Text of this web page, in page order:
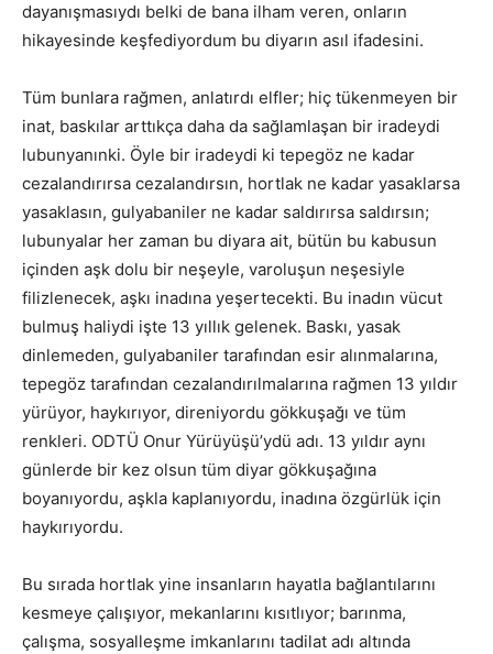
dayanışmasıydı belki de bana ilham veren, onların
hikayesinde keşfediyordum bu diyarın asıl ifadesini.
Tüm bunlara rağmen, anlatırdı elfler; hiç tükenmeyen bir
inat, baskılar arttıkça daha da sağlamlaşan bir iradeydi
lubunyanınki. Öyle bir iradeydi ki tepegöz ne kadar
cezalandırırsa cezalandırsın, hortlak ne kadar yasaklarsa
yasaklasın, gulyabaniler ne kadar saldırırsa saldırsın;
lubunyalar her zaman bu diyara ait, bütün bu kabusun
içinden aşk dolu bir neşeyle, varoluşun neşesiyle
filizlenecek, aşkı inadına yeşertecekti. Bu inadın vücut
bulmuş haliydi işte 13 yıllık gelenek. Baskı, yasak
dinlemeden, gulyabaniler tarafından esir alınmalarına,
tepegöz tarafından cezalandırılmalarına rağmen 13 yıldır
yürüyor, haykırıyor, direniyordu gökkuşağı ve tüm
renkleri. ODTÜ Onur Yürüyüşü’ydü adı. 13 yıldır aynı
günlerde bir kez olsun tüm diyar gökkuşağına
boyanıyordu, aşkla kaplanıyordu, inadına özgürlük için
haykırıyordu.
Bu sırada hortlak yine insanların hayatla bağlantılarını
kesmeye çalışıyor, mekanlarını kısıtlıyor; barınma,
çalışma, sosyalleşme imkanlarını tadilat adı altında